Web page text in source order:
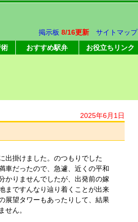
掲示板 8/16更新
サイトマップ
おすすめ駅弁 お役立ちリンク
2025年6月1日
出掛けました。のつもりでした
車だったので、急遽、近くの平和
かりませんでしたが、出発前の嫁
まですんなり辿り着くことが出来
展望タワーもあったりして、結果
せん。